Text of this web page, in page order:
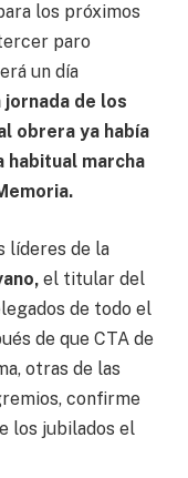
los próximos
paro
un día
de los
obrera ya había
habitual marcha
líderes de la
el titular del
de todo el
de que CTA de
otras de las
confirme
los jubilados el